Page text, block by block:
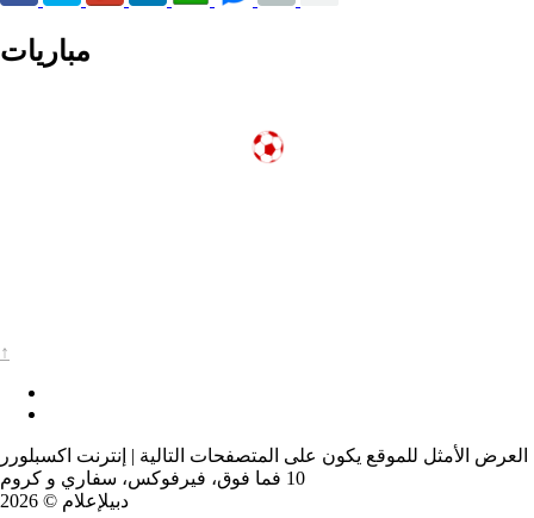
مباريات
↑
العرض الأمثل للموقع يكون على المتصفحات التالية | إنترنت اكسبلورر
10 فما فوق، فيرفوكس، سفاري و كروم
دبيلإعلام © 2026